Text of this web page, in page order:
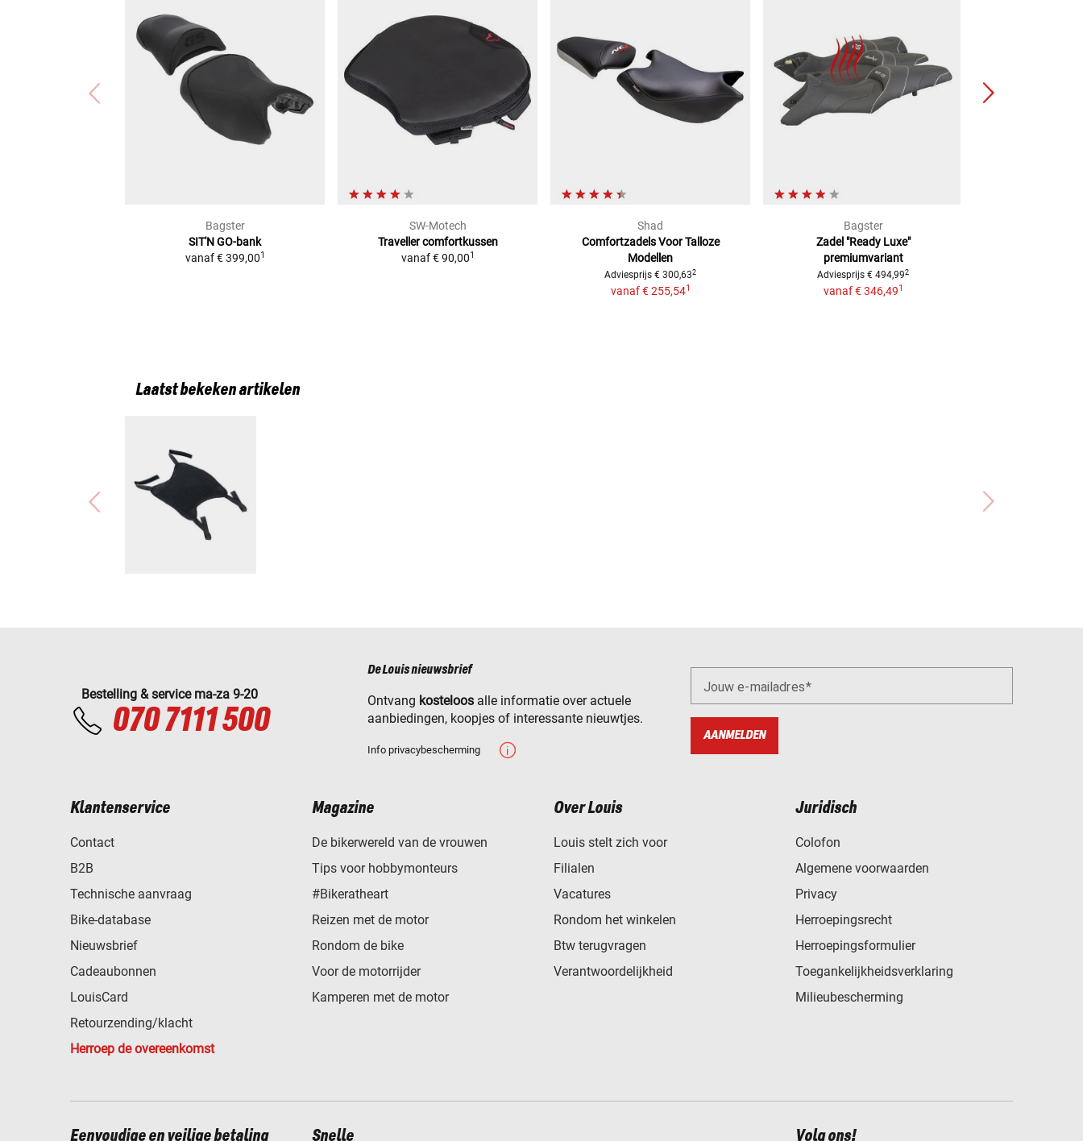
Bagster
SIT'N GO-bank
vanaf € 399,001
SW-Motech
Traveller comfortkussen
vanaf € 90,001
Shad
Comfortzadels Voor Talloze
Modellen
Adviesprijs € 300,632
vanaf € 255,541
Bagster
Zadel "Ready Luxe"
premiumvariant
Adviesprijs € 494,992
vanaf € 346,491
Laatst bekeken artikelen
Bestelling & service ma-za 9-20
070 7111 500
De Louis nieuwsbrief
Ontvang kosteloos alle informatie over actuele
aanbiedingen, koopjes of interessante nieuwtjes.
Info privacybescherming
Jouw e-mailadres
AANMELDEN
Klantenservice
Contact
B2B
Technische aanvraag
Bike-database
Nieuwsbrief
Cadeaubonnen
LouisCard
Retourzending/klacht
Herroep de overeenkomst
Magazine
De bikerwereld van de vrouwen
Tips voor hobbymonteurs
#Bikeratheart
Reizen met de motor
Rondom de bike
Voor de motorrijder
Kamperen met de motor
Over Louis
Louis stelt zich voor
Filialen
Vacatures
Rondom het winkelen
Btw terugvragen
Verantwoordelijkheid
Juridisch
Colofon
Algemene voorwaarden
Privacy
Herroepingsrecht
Herroepingsformulier
Toegankelijkheidsverklaring
Milieubescherming
Eenvoudige en veilige betaling Snelle Volg ons!